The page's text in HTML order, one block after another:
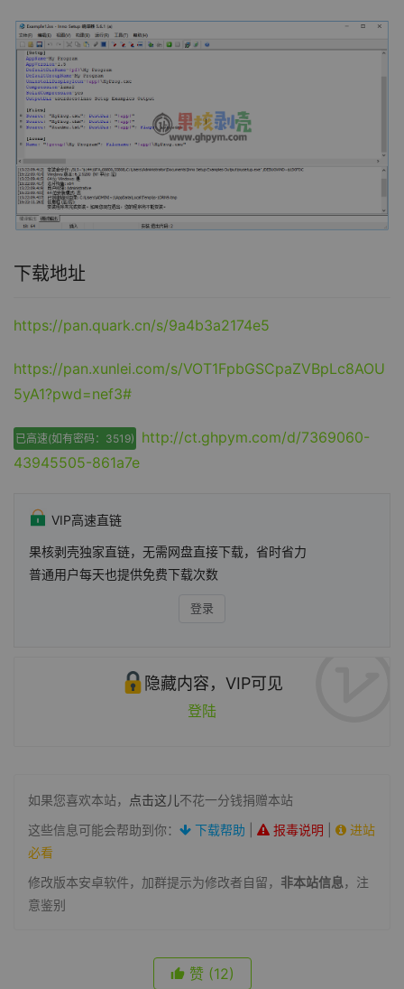
下载地址
https://pan.quark.cn/s/9a4b3a2174e5
https://pan.xunlei.com/s/VOT1FpbGSCpaZVBpLc8AOU
5yA1?pwd=nef3#
已高速(如有密码：3519)
http://ct.ghpym.com/d/7369060-
43945505-861a7e
VIP高速直链
果核剥壳独家直链，无需网盘直接下载，省时省力
普通用户每天也提供免费下载次数
登录
隐藏内容，VIP可见
登陆
如果您喜欢本站， 点击这儿不花一分钱捐赠本站
这些信息可能会帮助到你：
下载帮助 报毒说明
进站
必看
修改版本安卓软件，加群提示为修改者自留， 非本站信息，注
意鉴别
赞 (12)